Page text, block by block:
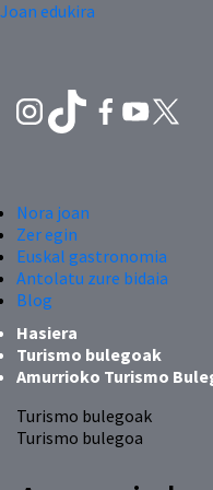
Joan edukira
Nora joan
Zer egin
Euskal gastronomia
Antolatu zure bidaia
Blog
Hasiera
Turismo bulegoak
Amurrioko Turismo
Turismo bulegoak
Turismo bulegoa